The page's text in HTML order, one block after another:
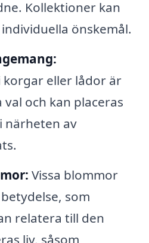
Kollektioner kan
önskemål.
eller lådor är
och kan placeras
närheten av
Vissa blommor
som
relatera till den
liv, såsom